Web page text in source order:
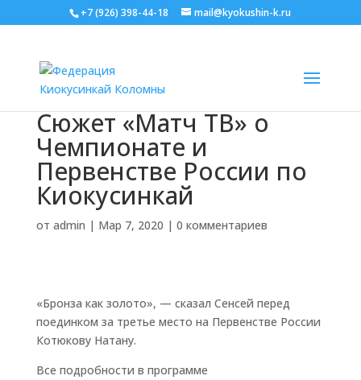
+7 (926) 398-44-18 mail@kyokushin-k.ru
Сюжет «Матч ТВ» о
Чемпионате и
Первенстве России по
Киокусинкай
от admin | Мар 7, 2020 | 0 комментариев
«Бронза как золото», — сказал Сенсей перед
поединком за третье место на Первенстве России
Котюкову Натану.
Все подробности в программе